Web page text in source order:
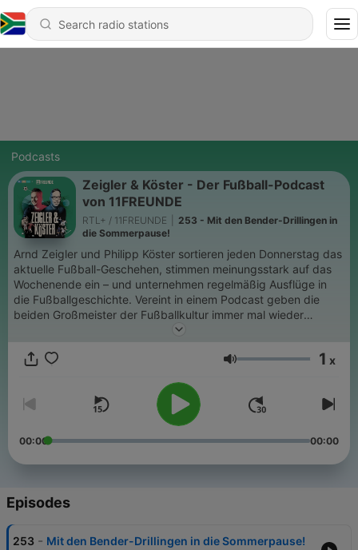
Podcasts
Zeigler & Köster - Der Fußball-Podcast
von 11FREUNDE
RTL+ / 11FREUNDE
253 - Mit den Bender-Drillingen in
die Sommerpause!
Arnd Zeigler und Philipp Köster sortieren jeden Donnerstag das
aktuelle Fußball-Geschehen, stimmen meinungsstark auf das
Wochenende ein – und unternehmen regelmäßig Ausflüge in
die Fußballgeschichte. Vereint in einem Podcast geben die
beiden Großmeister der Fußballkultur immer mal wieder
Einblicke in ihren Arbeitsalltag und lassen auch euch
Fragen oder Anregungen? Dann schreibt uns gern
unseren Werbepartnern findet ihr hier:
https://linktr.ee/ZeiglerundKoester Dieser Podcast wird
vermarktet von Julep Media: sales@julep.de Eine Produktion
im Auftrag von RTL+.+++Hosts: Arnd Zeigler und Philipp
Sprecherin: Henni KochSounddesign: Ekki MaasCover-Design:
Richter Executive Producer RTL+ : Christian Schalt
Volume 1 x
00:00 00:00
Episodes
253 - Mit den Bender-Drillingen in die Sommerpause!